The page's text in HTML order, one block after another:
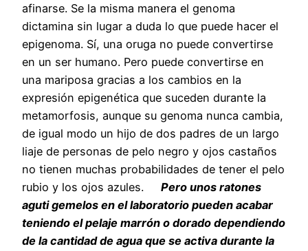
afinarse. Se la misma manera el genoma
dictamina sin lugar a duda lo que puede hacer el
epigenoma. Sí, una oruga no puede convertirse
en un ser humano. Pero puede convertirse en
una mariposa gracias a los cambios en la
expresión epigenética que suceden durante la
metamorfosis, aunque su genoma nunca cambia,
de igual modo un hijo de dos padres de un largo
liaje de personas de pelo negro y ojos castaños
no tienen muchas probabilidades de tener el pelo
rubio y los ojos azules.
Pero unos ratones
aguti gemelos en el laboratorio pueden acabar
teniendo el pelaje marrón o dorado dependiendo
de la cantidad de agua que se activa durante la